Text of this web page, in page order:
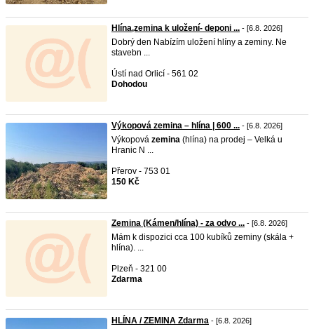
Hlína,zemina k uložení- deponi ... - [6.8. 2026]
Dobrý den Nabízím uložení hlíny a zeminy. Ne
stavebn ...
Ústí nad Orlicí - 561 02
Dohodou
Výkopová zemina – hlína | 600 ... - [6.8. 2026]
Výkopová zemina (hlína) na prodej – Velká u
Hranic N ...
Přerov - 753 01
150 Kč
Zemina (Kámen/hlína) - za odvo ... - [6.8. 2026]
Mám k dispozici cca 100 kubíků zeminy (skála +
hlína). ...
Plzeň - 321 00
Zdarma
HLÍNA / ZEMINA Zdarma - [6.8. 2026]